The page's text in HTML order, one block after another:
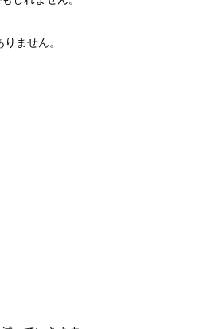
ません。